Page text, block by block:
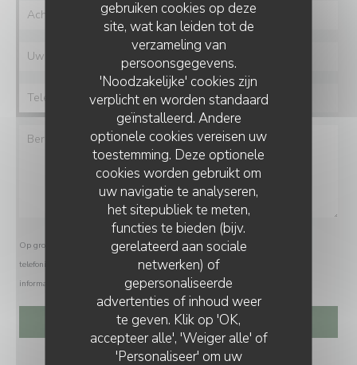
gebruiken cookies op deze
site, wat kan leiden tot de
verzameling van
persoonsgegevens.
'Noodzakelijke' cookies zijn
verplicht en worden standaard
geïnstalleerd. Andere
optionele cookies vereisen uw
toestemming. Deze optionele
cookies worden gebruikt om
uw navigatie te analyseren,
het sitepubliek te meten,
functies te bieden (bijv.
gerelateerd aan sociale
netwerken) of
gepersonaliseerde
advertenties of inhoud weer
te geven. Klik op 'OK,
accepteer alle', 'Weiger alle' of
'Personaliseer' om uw
Op grond van de privacywetgeving heeft u het recht om u af te melden voor
telefonische marketing via het Bel-me-niet Register:bel-me-niet.nl
informatie over hoe wij uw gegevens verwerken, zie ons privacybeleid
JOUR DE FÊTE